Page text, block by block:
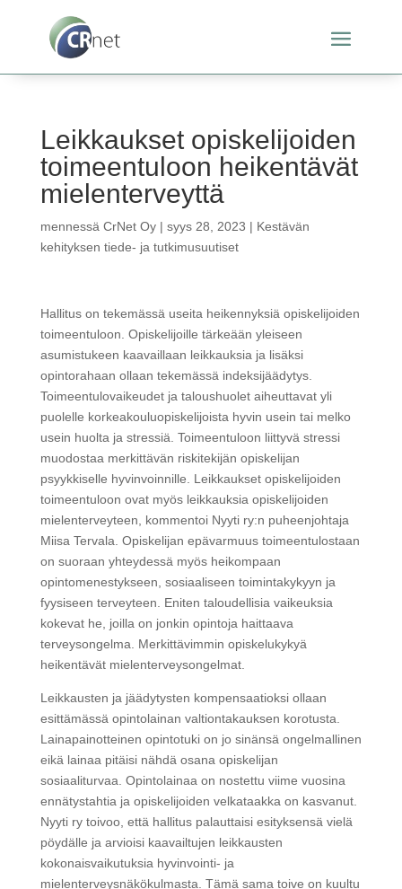
Leikkaukset opiskelijoiden
toimeentuloon heikentävät
mielenterveyttä
mennessä CrNet Oy| syys 28, 2023 | Kestävän
kehityksen tiede- ja tutkimusuutiset
Hallitus on tekemässä useita heikennyksiä opiskelijoiden
toimeentuloon. Opiskelijoille tärkeään yleiseen
asumistukeen kaavaillaan leikkauksia ja lisäksi
opintorahaan ollaan tekemässä indeksijäädytys.
Toimeentulovaikeudet ja taloushuolet aiheuttavat yli
puolelle korkeakouluopiskelijoista hyvin usein tai melko
usein huolta ja stressiä. Toimeentuloon liittyvä stressi
muodostaa merkittävän riskitekijän opiskelijan
psyykkiselle hyvinvoinnille. Leikkaukset opiskelijoiden
toimeentuloon ovat myös leikkauksia opiskelijoiden
mielenterveyteen, kommentoi Nyyti ry:n puheenjohtaja
Miisa Tervala. Opiskelijan epävarmuus toimeentulostaan
on suoraan yhteydessä myös heikompaan
opintomenestykseen, sosiaaliseen toimintakykyyn ja
fyysiseen terveyteen. Eniten taloudellisia vaikeuksia
kokevat he, joilla on jonkin opintoja haittaava
terveysongelma. Merkittävimmin opiskelukykyä
heikentävät mielenterveysongelmat.
Leikkausten ja jäädytysten kompensaatioksi ollaan
esittämässä opintolainan valtiontakauksen korotusta.
Lainapainotteinen opintotuki on jo sinänsä ongelmallinen
eikä lainaa pitäisi nähdä osana opiskelijan
sosiaaliturvaa. Opintolainaa on nostettu viime vuosina
ennätystahtia ja opiskelijoiden velkataakka on kasvanut.
Nyyti ry toivoo, että hallitus palauttaisi esityksensä vielä
pöydälle ja arvioisi kaavailtujen leikkausten
kokonaisvaikutuksia hyvinvointi- ja
mielenterveysnäkökulmasta. Tämä sama toive on kuultu